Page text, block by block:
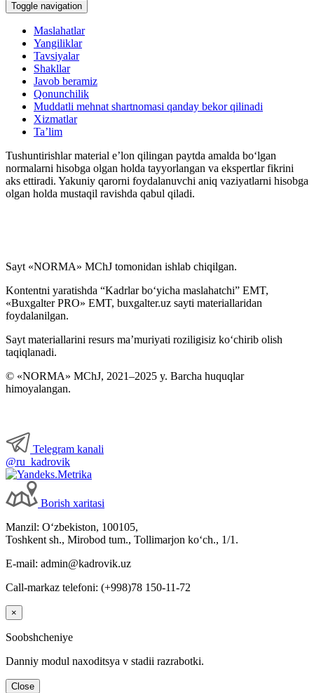
Toggle navigation
Maslahatlar
Yangiliklar
Tavsiyalar
Shakllar
Javob beramiz
Qonunchilik
Muddatli mehnat shartnomasi qanday bekor qilinadi
Xizmatlar
Ta’lim
Tushuntirishlar material e’lon qilingan paytda amalda boʻlgan
normalarni hisobga olgan holda tayyorlangan va ekspertlar fikrini
aks ettiradi. Yakuniy qarorni foydalanuvchi aniq vaziyatlarni hisobga
olgan holda mustaqil ravishda qabul qiladi.
Sayt «NORMA» MChJ tomonidan ishlab chiqilgan.
Kontentni yaratishda “Kadrlar boʻyicha maslahatchi” EMT,
«Buxgalter PRO» EMT, buxgalter.uz sayti materiallaridan
foydalanilgan.
Sayt materiallarini resurs ma’muriyati roziligisiz koʻchirib olish
taqiqlanadi.
© «NORMA» MChJ, 2021–2025 y. Barcha huquqlar
himoyalangan.
Telegram kanali
@ru_kadrovik
Borish хaritasi
Manzil: Oʻzbekiston, 100105,
Toshkent sh., Mirobod tum., Tollimarjon koʻch., 1/1.
E-mail: admin@kadrovik.uz
Call-markaz telefoni: (+998)78 150-11-72
×
Soobshcheniye
Danniy modul naхoditsya v stadii razrabotki.
Close